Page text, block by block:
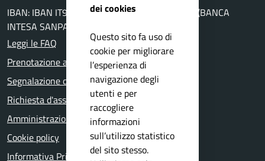
IBAN: IBAN IT94K0306954560100000046010 (BANCA
INTESA SANPAOLO AG. DI GAVARDO)
Leggi le FAQ
Prenotazione appuntamento
Segnalazione disservizio
Richiesta d'assistenza
Amministrazione trasparente
Cookie policy
Informativa Privacy
dei cookies
Questo sito fa uso di
cookie per migliorare
l’esperienza di
navigazione degli
utenti e per
raccogliere
informazioni
sull’utilizzo statistico
del sito stesso.